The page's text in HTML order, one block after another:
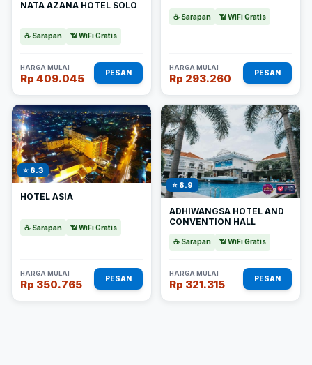
NATA AZANA HOTEL SOLO
☕ Sarapan 📶 WiFi Gratis
HARGA MULAI
Rp 409.045 PESAN
☕ Sarapan 📶 WiFi Gratis
HARGA MULAI
Rp 293.260 PESAN
⭐ 8.3
HOTEL ASIA
☕ Sarapan 📶 WiFi Gratis
HARGA MULAI
Rp 350.765 PESAN
⭐ 8.9
ADHIWANGSA HOTEL AND
CONVENTION HALL
☕ Sarapan 📶 WiFi Gratis
HARGA MULAI
Rp 321.315 PESAN